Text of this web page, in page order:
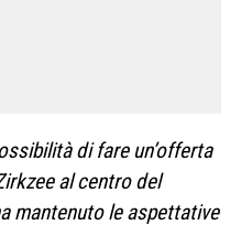
di fare un’offerta
al centro del
mantenuto le aspettative